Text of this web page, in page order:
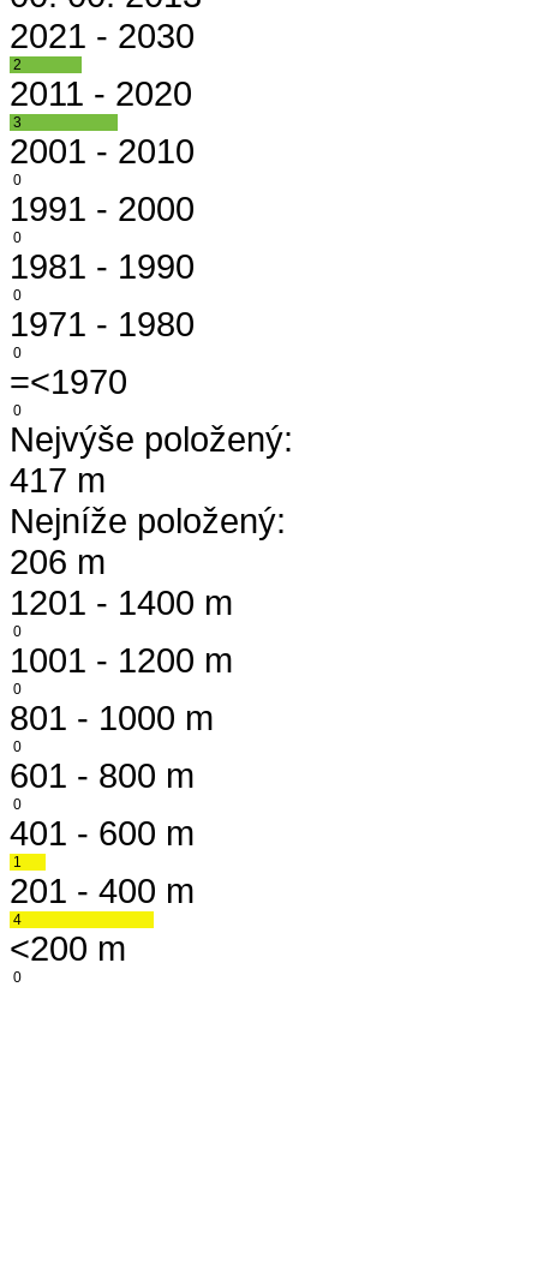
2021 - 2030
2
2011 - 2020
3
2001 - 2010
0
1991 - 2000
0
1981 - 1990
0
1971 - 1980
0
=<1970
0
Nejvýše položený:
417 m
Nejníže položený:
206 m
1201 - 1400 m
0
1001 - 1200 m
0
801 - 1000 m
0
601 - 800 m
0
401 - 600 m
1
201 - 400 m
4
<200 m
0